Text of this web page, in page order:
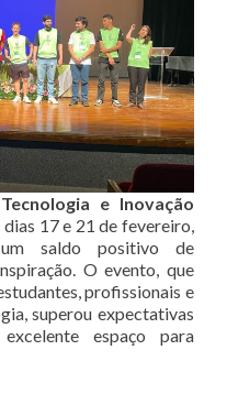
e Inovação
17 e 21 de fevereiro,
saldo positivo de
O evento, que
profissionais e
superou expectativas
espaço para